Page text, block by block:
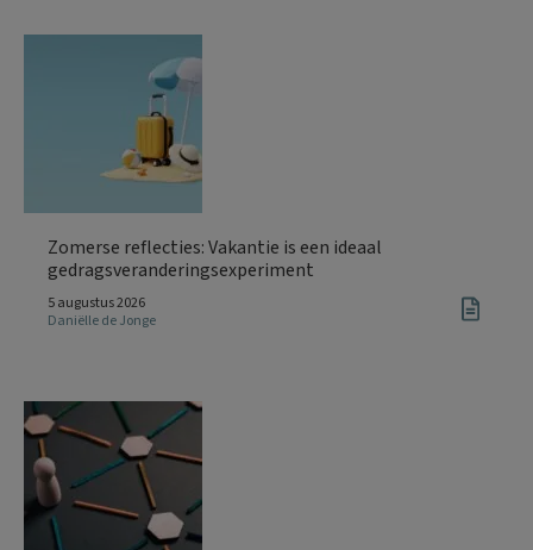
Zomerse reflecties: Vakantie is een ideaal
gedragsveranderingsexperiment
5 augustus 2026
Daniëlle de Jonge